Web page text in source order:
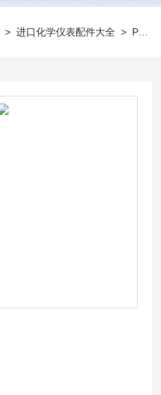
>进口化学仪表配件大全 > Polymetron仪表配件